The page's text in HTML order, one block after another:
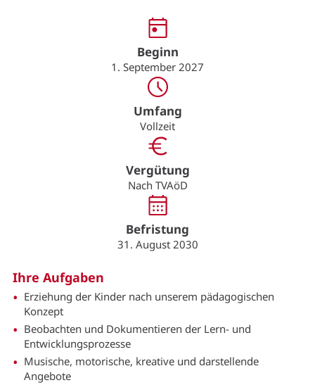
Beginn
1. September 2027
Umfang
Vollzeit
Vergütung
Nach TVAöD
Befristung
31. August 2030
Ihre Aufgaben
Erziehung der Kinder nach unserem pädagogischen
Konzept
Beobachten und Dokumentieren der Lern- und
Entwicklungsprozesse
Musische, motorische, kreative und darstellende
Angebote